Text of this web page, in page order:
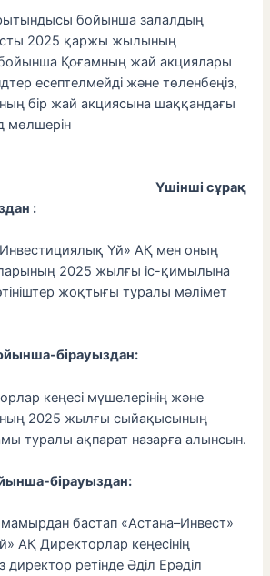
бойынша залалдың
2025 қаржы жылының
Қоғамның жай акциялары
есептелмейді және төленбеңіз,
бір жай акциясына шаққандағы
мөлшерін
Үшінші сұрақ
:
Үй» АҚ мен оның
2025 жылғы іс-қимылына
жоқтығы туралы мәлімет
бірауыздан:
кеңесі мүшелерінің және
2025 жылғы сыйақысының
туралы ақпарат назарға алынсын.
бірауыздан:
бастап «Астана–Инвест»
АҚ Директорлар кеңесінің
директор ретінде Әділ Ерәділ